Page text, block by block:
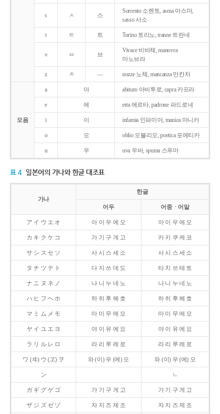
s ㅅ 스
Sorrento 소렌토, asma 아스마,
sasso 사소
t ㅌ 트 Torino 토리노, tranne 트란네
v ㅂ 브
Vivace 비바체, manovra
마노브라
z ㅊ ― nozze 노체, mancanza 만칸차
모음
a 아 abituro 아비투로, capra 카프라
e 에 erta 에르타, padrone 파드로네
i 이 infamia 인파미아, manica 마니카
o 오 oblio 오블리오, poetica 포에티카
u 우 uva 우바, spuma 스푸마
표 4 일본어의 가나와 한글 대조표
가나
한글
어두 어중ㆍ어말
ア イ ウ エ オ 아 이 우 에 오 아 이 우 에 오
カ キ ク ケ コ 가 기 구 게 고 카 키 쿠 케 코
サ シ ス セ ソ 사 시 스 세 소 사 시 스 세 소
タ チ ツ テ ト 다 지 쓰 데 도 타 치 쓰 테 토
ナ ニ ヌ ネ ノ 나 니 누 네 노 나 니 누 네 노
ハ ヒ フ ヘ ホ 하 히 후 헤 호 하 히 후 헤 호
マ ミ ム メ モ 마 미 무 메 모 마 미 무 메 모
ヤ イ ユ エ ヨ 야 이 유 에 요 야 이 유 에 요
ラ リ ル レ ロ 라 리 루 레 로 라 리 루 레 로
ワ (ヰ) ウ (ヱ) ヲ 와 (이) 우 (에) 오 와 (이) 우 (에) 오
ン ㄴ
ガ ギ グ ゲ ゴ 가 기 구 게 고 가 기 구 게 고
ザ ジ ズ ゼ ゾ 자 지 즈 제 조 자 지 즈 제 조